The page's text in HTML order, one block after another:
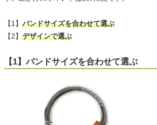
【1】 バンドサイズを合わせて選ぶ
【2】 デザインで選ぶ
【1】バンドサイズを合わせて選ぶ